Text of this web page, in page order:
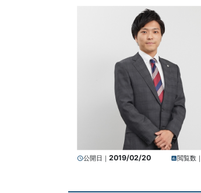
query_builder公開日｜ 2019/02/20 insert_chart閲覧数｜